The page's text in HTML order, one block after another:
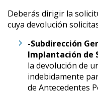
Deberás dirigir la
cuya devolución
-Subdirección
Implantación de
la devolución de
indebidamente
de Antecedentes